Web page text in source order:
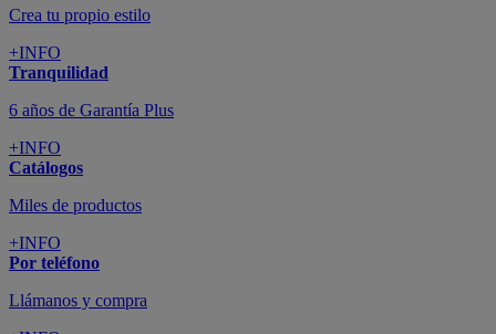
Crea tu propio estilo
+INFO
Tranquilidad
6 años de Garantía Plus
+INFO
Catálogos
Miles de productos
+INFO
Por teléfono
Llámanos y compra